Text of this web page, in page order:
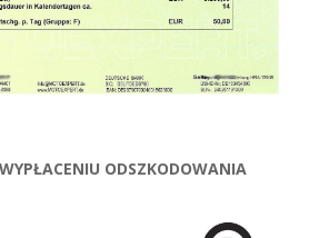
ODSZKODOWANIA